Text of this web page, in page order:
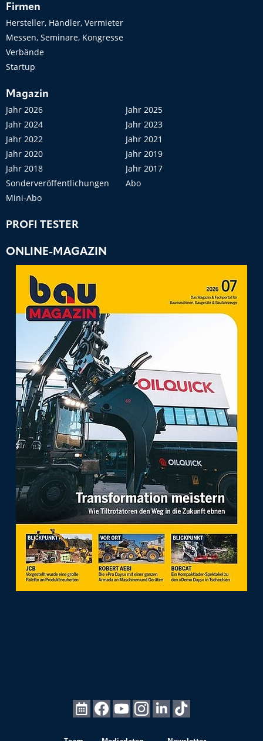
Firmen
Hersteller, Händler, Vermieter
Messen, Seminare, Kongresse
Verbände
Startup
Magazin
Jahr 2026
Jahr 2025
Jahr 2024
Jahr 2023
Jahr 2022
Jahr 2021
Jahr 2020
Jahr 2019
Jahr 2018
Jahr 2017
Sonderveröffentlichungen
Abo
Mini-Abo
PROFI TESTER
ONLINE-MAGAZIN